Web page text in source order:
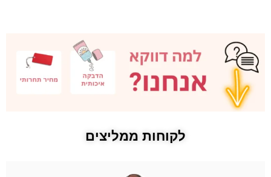
לקוחות ממליצים